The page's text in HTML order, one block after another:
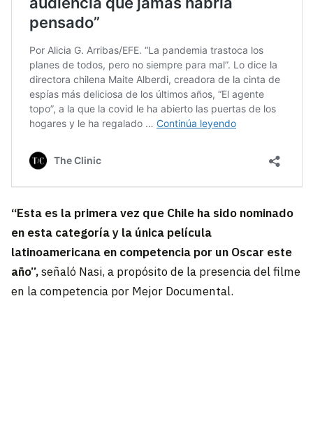
“Esta es la primera vez que Chile ha sido nominado
en esta categoría y la única película
latinoamericana en competencia por un Oscar este
año”,señaló Nasi, a propósito de la presencia del filme
en la competencia por Mejor Documental.